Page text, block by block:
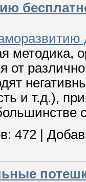
методика,
от
и т.д.),
472